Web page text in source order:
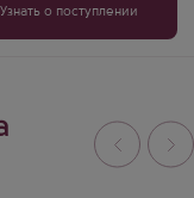
Узнать о поступлении